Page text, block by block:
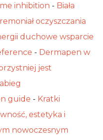
inhibition - Biała
oczyszczania
duchowe wsparcie
- Dermapen w
jest
guide - Kratki
estetyka i
nowoczesnym